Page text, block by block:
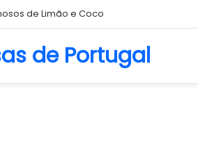
de Limão e Coco
de Portugal